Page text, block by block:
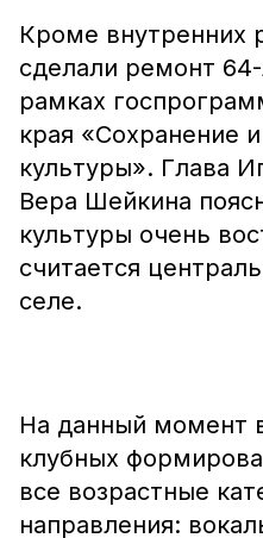
Кроме внутренних
сделали ремонт
рамках
края «Сохранение
культуры». Глава
Вера Шейкина
культуры очень
считается
селе.
На данный момент
клубных
все возрастные
направления: